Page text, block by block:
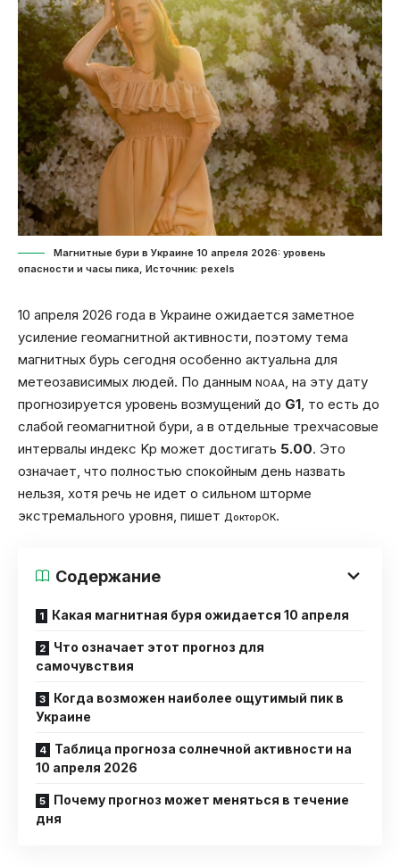
Магнитные бури в Украине 10 апреля 2026: уровень
опасности и часы пика, Источник: pexels
10 апреля 2026 года в Украине ожидается заметное
усиление геомагнитной активности, поэтому тема
магнитных бурь сегодня особенно актуальна для
метеозависимых людей. По данным NOAA, на эту дату
прогнозируется уровень возмущений до G1, то есть до
слабой геомагнитной бури, а в отдельные трехчасовые
интервалы индекс Kp может достигать 5.00. Это
означает, что полностью спокойным день назвать
нельзя, хотя речь не идет о сильном шторме
экстремального уровня, пишет ДокторОК.
Содержание
Какая магнитная буря ожидается 10 апреля
Что означает этот прогноз для
самочувствия
Когда возможен наиболее ощутимый пик в
Украине
Таблица прогноза солнечной активности на
10 апреля 2026
Почему прогноз может меняться в течение
дня